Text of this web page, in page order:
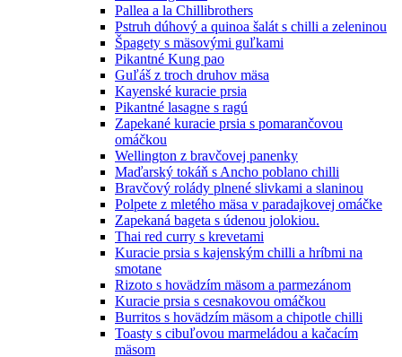
Pallea a la Chillibrothers
Pstruh dúhový a quinoa šalát s chilli a zeleninou
Špagety s mäsovými guľkami
Pikantné Kung pao
Guľáš z troch druhov mäsa
Kayenské kuracie prsia
Pikantné lasagne s ragú
Zapekané kuracie prsia s pomarančovou
omáčkou
Wellington z bravčovej panenky
Maďarský tokáň s Ancho poblano chilli
Bravčový rolády plnené slivkami a slaninou
Polpete z mletého mäsa v paradajkovej omáčke
Zapekaná bageta s údenou jolokiou.
Thai red curry s krevetami
Kuracie prsia s kajenským chilli a hríbmi na
smotane
Rizoto s hovädzím mäsom a parmezánom
Kuracie prsia s cesnakovou omáčkou
Burritos s hovädzím mäsom a chipotle chilli
Toasty s cibuľovou marmeládou a kačacím
mäsom